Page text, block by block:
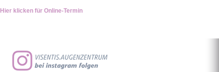
Hier klicken für Online-Termin